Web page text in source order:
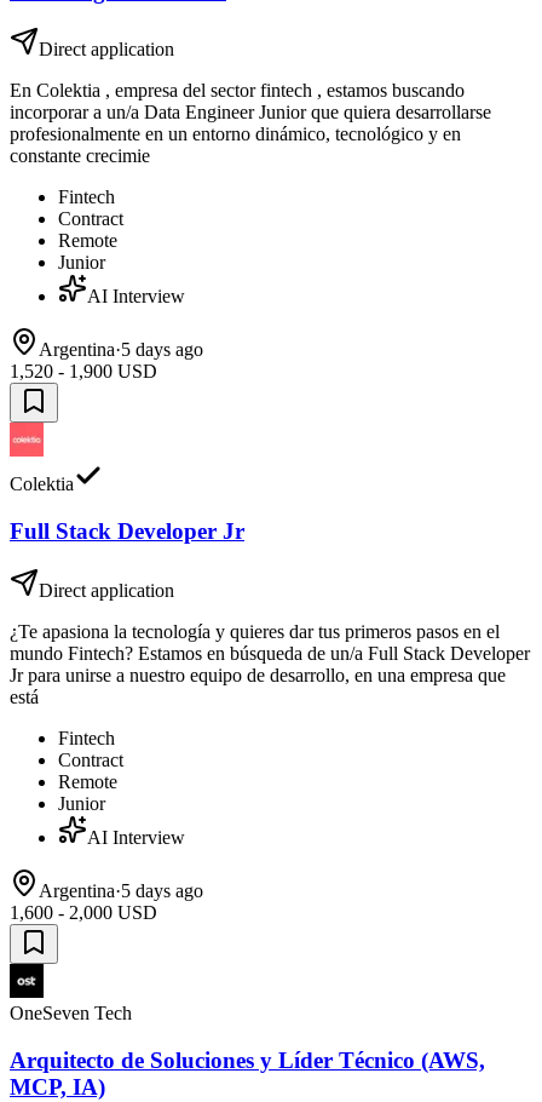
Direct application
En Colektia , empresa del sector fintech , estamos buscando
incorporar a un/a Data Engineer Junior que quiera desarrollarse
profesionalmente en un entorno dinámico, tecnológico y en
constante crecimie
Fintech
Contract
Remote
Junior
AI Interview
Argentina·5 days ago
1,520 - 1,900 USD
Colektia
Full Stack Developer Jr
Direct application
¿Te apasiona la tecnología y quieres dar tus primeros pasos en el
mundo Fintech? Estamos en búsqueda de un/a Full Stack Developer
Jr para unirse a nuestro equipo de desarrollo, en una empresa que
está
Fintech
Contract
Remote
Junior
AI Interview
Argentina·5 days ago
1,600 - 2,000 USD
OneSeven Tech
Arquitecto de Soluciones y Líder Técnico (AWS,
MCP, IA)